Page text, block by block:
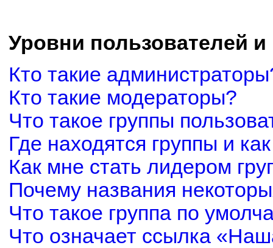
Уровни пользователей
Кто такие
Кто такие модераторы?
Что такое группы
Где находятся группы и
Как мне стать лидером
Почему названия
Что такое группа по
Что означает ссылка